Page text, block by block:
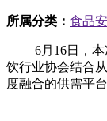
所属分类： 食品
6月16日，本
饮行业协会结合
度融合的供需平